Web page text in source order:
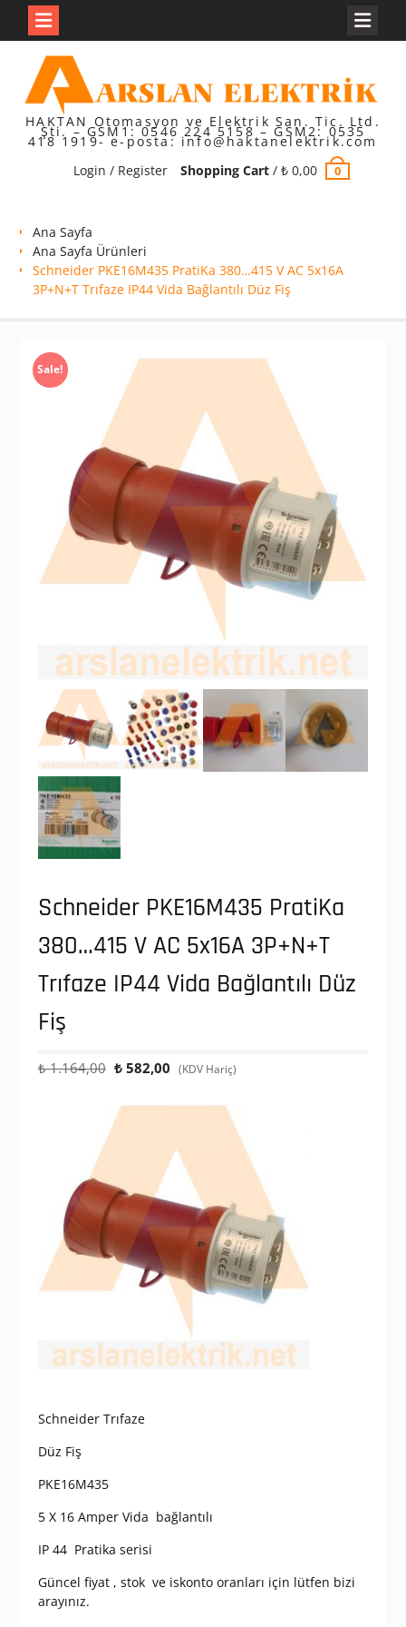
content
HAKTAN Otomasyon ve Elektrik San. Tic. Ltd.
Şti. – GSM1: 0546 224 5158 – GSM2: 0535
418 1919- e-posta: info@haktanelektrik.com
Login / Register
Shopping Cart/ ₺0,00 0
Ana Sayfa
Ana Sayfa Ürünleri
Schneider PKE16M435 PratiKa 380…415 V AC 5x16A
3P+N+T Trıfaze IP44 Vida Bağlantılı Düz Fiş
Sale!
Schneider PKE16M435 PratiKa
380…415 V AC 5x16A 3P+N+T
Trıfaze IP44 Vida Bağlantılı Düz
Fiş
₺1.164,00 Orijinal
₺ 1.164,00.
₺582,00 Şu
fiyat:
₺ 582,00.
(KDV Hariç)
Schneider Trıfaze
Düz Fiş
PKE16M435
5 X 16 Amper Vida bağlantılı
IP 44 Pratika serisi
Güncel fiyat , stok ve iskonto oranları için lütfen bizi
arayınız.